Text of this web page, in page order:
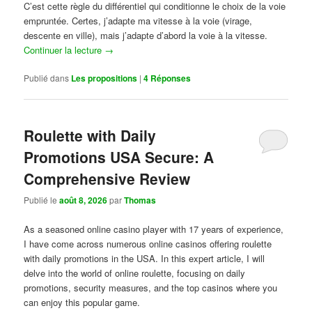
C’est cette règle du différentiel qui conditionne le choix de la voie
empruntée. Certes, j’adapte ma vitesse à la voie (virage,
descente en ville), mais j’adapte d’abord la voie à la vitesse.
Continuer la lecture →
Publié dans Les propositions |4 Réponses
Roulette with Daily
Promotions USA Secure: A
Comprehensive Review
Publié leaoût 8, 2026parThomas
As a seasoned online casino player with 17 years of experience,
I have come across numerous online casinos offering roulette
with daily promotions in the USA. In this expert article, I will
delve into the world of online roulette, focusing on daily
promotions, security measures, and the top casinos where you
can enjoy this popular game.